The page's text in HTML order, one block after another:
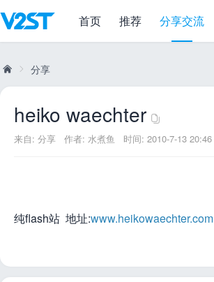
首页 推荐 分享交流
heiko waechter
兔
分享
heiko waechter
来自: 分享 作者: 水煮鱼 时间: 2010-7-13 20:46
纯flash站 地址:www.heikowaechter.com